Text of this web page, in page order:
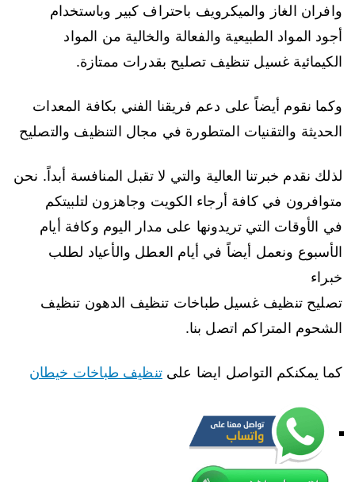
وافران الغاز والميكرويف باحتراف كبير وباستخدام
أجود المواد الطبيعية والفعالة والخالية من المواد
الكيمائية غسيل تنظيف تصليح بقدرات ممتازة.
وكما نقوم أيضاً على دعم فريقنا الفني بكافة المعدات
الحديثة والتقنيات المتطورة في مجال التنظيف والتصليح
لذلك نقدم خبرتنا العالية والتي لا تقبل المنافسة أبداً. نحن
متوافرون في كافة أرجاء الكويت وجاهزون لتلبيتكم
في الأوقات التي تريدونها على مدار اليوم وكافة أيام
الأسبوع ونعمل أيضاً في أيام العطل والأعياد لطلب
خبراء
تصليح تنظيف غسيل طباخات تنظيف الدهون تنظيف
الشحوم المتراكم اتصل بنا.
كما يمكنكم التواصل ايضا علىتنظيف طباخات خيطان